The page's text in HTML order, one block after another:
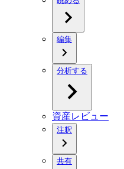
編集
分析する
資産レビュー
注釈
共有